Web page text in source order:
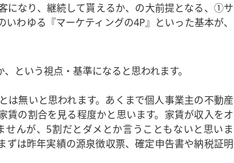
になり、継続して貰えるか、の大前提となる、①サ
ゆる『マーケティングの4P』といった基本が、
いう視点・基準になると思われます。
は無いと思われます。あくまで個人事業主の不動産
の割合を見る程度かと思います。家賃が収入をオ
んが、5割だとダメとか言うこともないと思いま
は昨年実績の源泉徴収票、確定申告書や納税証明